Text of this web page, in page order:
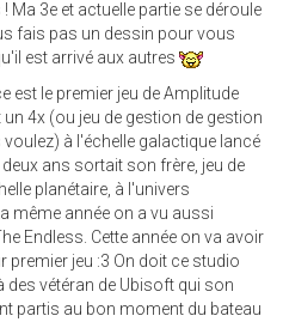
Ma 3e et actuelle partie se déroule
fais pas un dessin pour vous
est arrivé aux autres
est le premier jeu de Amplitude
4x (ou jeu de gestion de gestion
à l'échelle galactique lancé
deux ans sortait son frère, jeu de
planétaire, à l'univers
même année on a vu aussi
Endless. Cette année on va avoir
premier jeu :3 On doit ce studio
des vétéran de Ubisoft qui son
partis au bon moment du bateau